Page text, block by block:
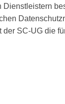
SC-UG die